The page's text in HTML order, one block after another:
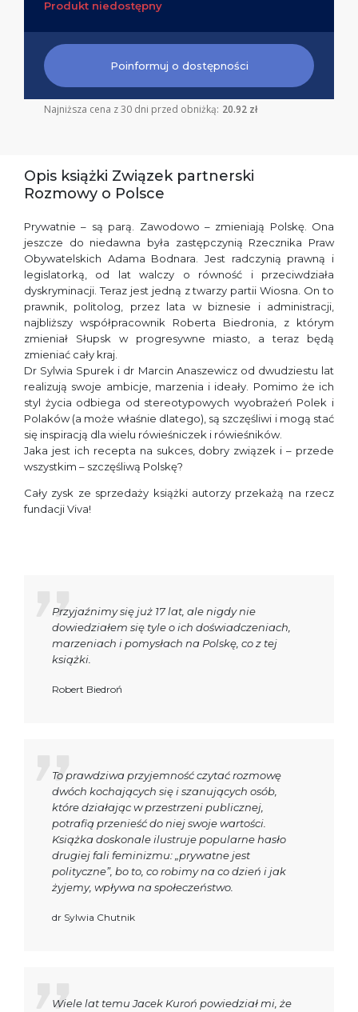
Produkt niedostępny
Poinformuj o dostępności
Najniższa cena z 30 dni przed obniżką: 20.92 zł
Opis książki Związek partnerski
Rozmowy o Polsce
Prywatnie – są parą. Zawodowo – zmieniają Polskę. Ona
jeszcze do niedawna była zastępczynią Rzecznika Praw
Obywatelskich Adama Bodnara. Jest radczynią prawną i
legislatorką, od lat walczy o równość i przeciwdziała
dyskryminacji. Teraz jest jedną z twarzy partii Wiosna. On to
prawnik, politolog, przez lata w biznesie i administracji,
najbliższy współpracownik Roberta Biedronia, z którym
zmieniał Słupsk w progresywne miasto, a teraz będą
zmieniać cały kraj.
Dr Sylwia Spurek i dr Marcin Anaszewicz od dwudziestu lat
realizują swoje ambicje, marzenia i ideały. Pomimo że ich
styl życia odbiega od stereotypowych wyobrażeń Polek i
Polaków (a może właśnie dlatego), są szczęśliwi i mogą stać
się inspiracją dla wielu rówieśniczek i rówieśników.
Jaka jest ich recepta na sukces, dobry związek i – przede
wszystkim – szczęśliwą Polskę?
Cały zysk ze sprzedaży książki autorzy przekażą na rzecz
fundacji Viva!
Przyjaźnimy się już 17 lat, ale nigdy nie
dowiedziałem się tyle o ich doświadczeniach,
marzeniach i pomysłach na Polskę, co z tej
książki.
Robert Biedroń
To prawdziwa przyjemność czytać rozmowę
dwóch kochających się i szanujących osób,
które działając w przestrzeni publicznej,
potrafią przenieść do niej swoje wartości.
Książka doskonale ilustruje popularne hasło
drugiej fali feminizmu: „prywatne jest
polityczne”, bo to, co robimy na co dzień i jak
żyjemy, wpływa na społeczeństwo.
dr Sylwia Chutnik
Wiele lat temu Jacek Kuroń powiedział mi, że